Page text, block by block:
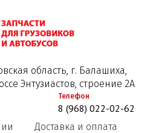
к
основному
область, г. Балашиха,
Энтузиастов, строение 2А
Телефон
8 (968) 022-02-62
Доставка и оплата